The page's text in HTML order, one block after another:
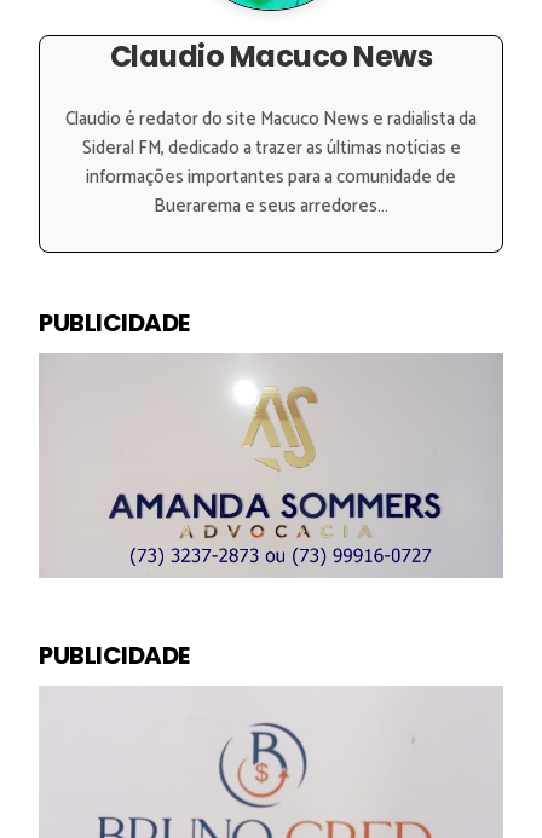
Claudio Macuco News
Claudio é redator do site Macuco News e radialista da
Sideral FM, dedicado a trazer as últimas notícias e
informações importantes para a comunidade de
Buerarema e seus arredores...
PUBLICIDADE
PUBLICIDADE